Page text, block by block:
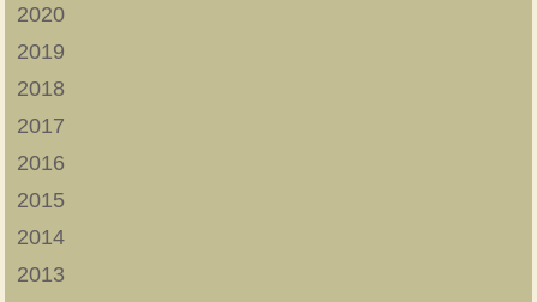
2020
2019
2018
2017
2016
2015
2014
2013